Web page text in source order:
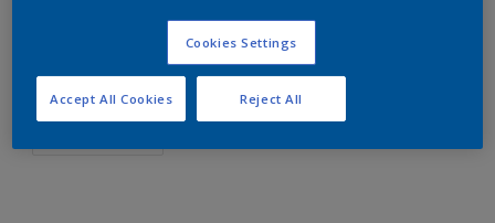
2,5L
Cookies Settings
Reject All
Accept All Cookies